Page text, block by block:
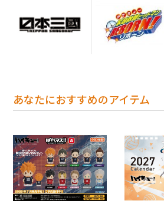
あなたにおすすめのアイテム